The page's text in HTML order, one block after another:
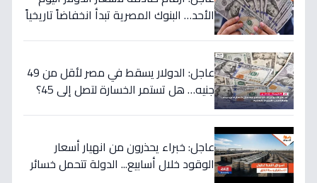
الأحد… البنوك المصرية تبدأ انخفاضاً تاريخياً
عاجل: الدولار يسقط في مصر لأقل من 49
جنيه… هل تستمر الخسارة لتصل إلى 45؟
عاجل: خبراء يحذرون من انهيار أسعار
الوقود خلال أسابيع... الدولة تتحمل خسائر